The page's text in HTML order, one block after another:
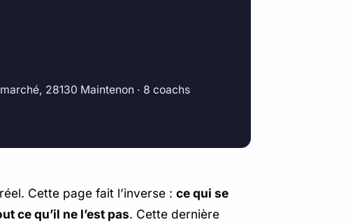
28130 Maintenon · 8 coachs
Cette page fait l’inverse : ce qui se
ce qu’il ne l’est pas. Cette dernière